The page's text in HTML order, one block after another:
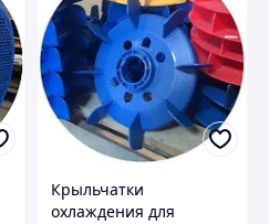
Крыльчатки
охлаждения для